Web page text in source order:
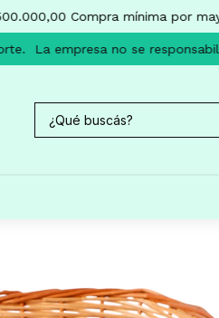
Compra mínima por
La empresa no se